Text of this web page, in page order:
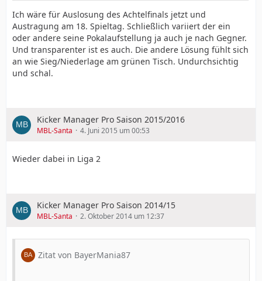
Ich wäre für Auslosung des Achtelfinals jetzt und
Austragung am 18. Spieltag. Schließlich variiert der ein
oder andere seine Pokalaufstellung ja auch je nach Gegner.
Und transparenter ist es auch. Die andere Lösung fühlt sich
an wie Sieg/Niederlage am grünen Tisch. Undurchsichtig
und schal.
Kicker Manager Pro Saison 2015/2016
MBL-Santa 4. Juni 2015 um 00:53
Wieder dabei in Liga 2
Kicker Manager Pro Saison 2014/15
MBL-Santa 2. Oktober 2014 um 12:37
Zitat von BayerMania87